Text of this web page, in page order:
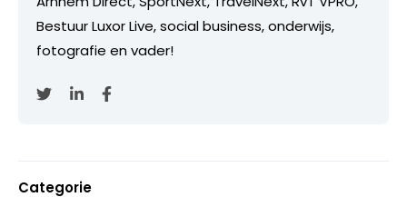
Bestuur Luxor Live, social business, onderwijs,
fotografie en vader!
Categorie